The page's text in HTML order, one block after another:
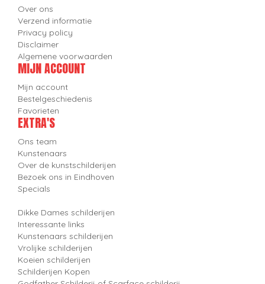
Over ons
Verzend informatie
Privacy policy
Disclaimer
Algemene voorwaarden
MIJN ACCOUNT
Mijn account
Bestelgeschiedenis
Favorieten
EXTRA'S
Ons team
Kunstenaars
Over de kunstschilderijen
Bezoek ons in Eindhoven
Specials
Dikke Dames schilderijen
Interessante links
Kunstenaars schilderijen
Vrolijke schilderijen
Koeien schilderijen
Schilderijen Kopen